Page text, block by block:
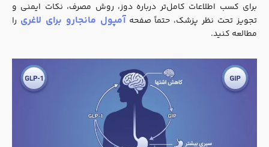
برای کسب اطلاعات کامل‌تر درباره دوز، روش مصرف، نکات ایمنی و
تجویز تحت نظر پزشک، حتماً صفحهآمپول مانجارو برای لاغریرا
مطالعه کنید.